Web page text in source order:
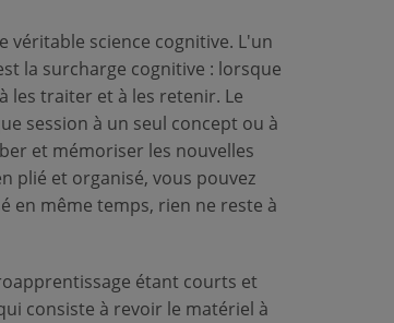
véritable science cognitive. L'un
la surcharge cognitive : lorsque
les traiter et à les retenir. Le
session à un seul concept ou à
et mémoriser les nouvelles
plié et organisé, vous pouvez
en même temps, rien ne reste à
étant courts et
consiste à revoir le matériel à